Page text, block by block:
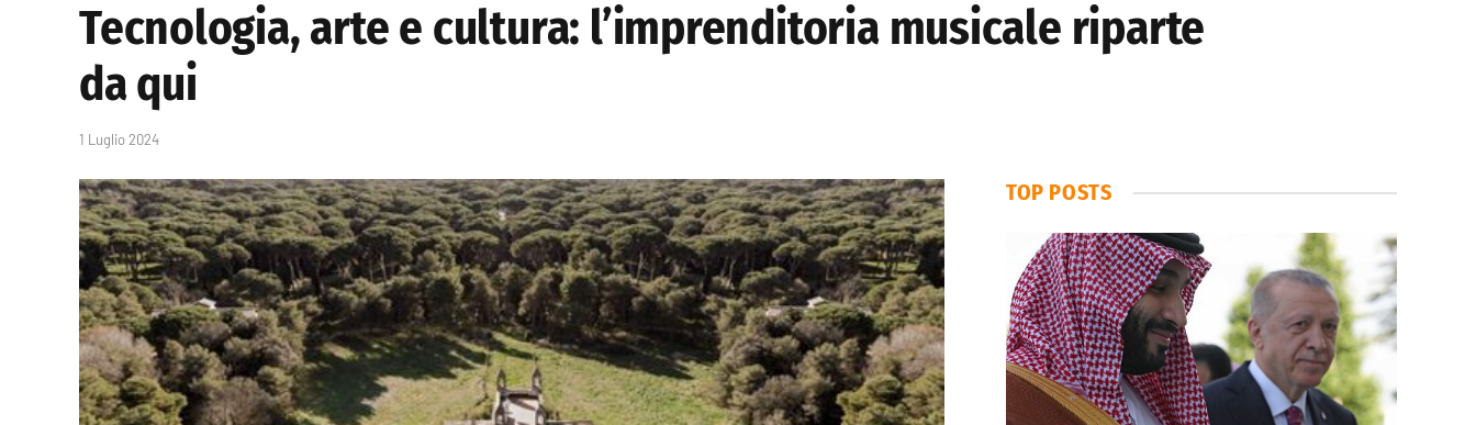
Tecnologia, arte e cultura: l’imprenditoria musicale riparte
da qui
1 Luglio 2024
TOP POSTS